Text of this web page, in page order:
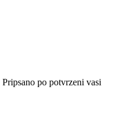
Pripsano po potvrzeni vasi